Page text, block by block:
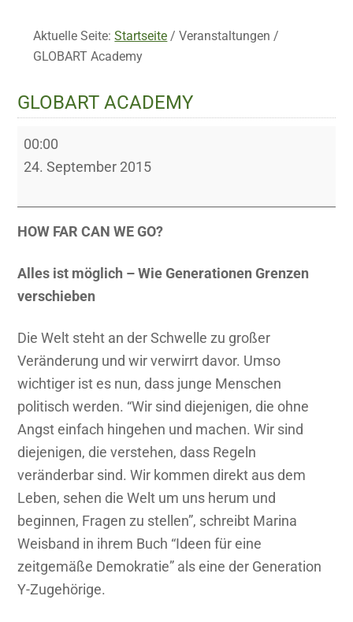
Aktuelle Seite:Startseite / Veranstaltungen/
GLOBART Academy
GLOBART ACADEMY
GLOBART
Academy
00:00
24. September 2015
HOW FAR CAN WE GO?
Alles ist möglich – Wie Generationen Grenzen
verschieben
Die Welt steht an der Schwelle zu großer
Veränderung und wir verwirrt davor. Umso
wichtiger ist es nun, dass junge Menschen
politisch werden. “Wir sind diejenigen, die ohne
Angst einfach hingehen und machen. Wir sind
diejenigen, die verstehen, dass Regeln
veränderbar sind. Wir kommen direkt aus dem
Leben, sehen die Welt um uns herum und
beginnen, Fragen zu stellen”, schreibt Marina
Weisband in ihrem Buch “Ideen für eine
zeitgemäße Demokratie” als eine der Generation
Y-Zugehörige.